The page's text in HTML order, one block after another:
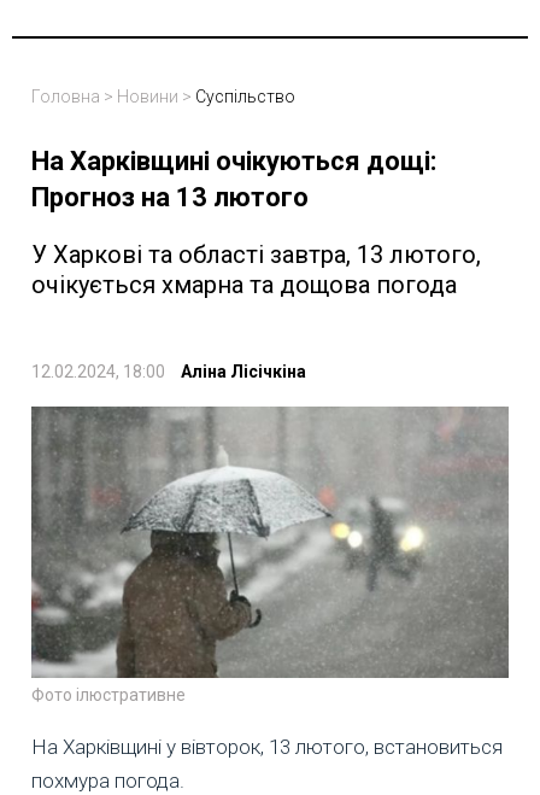
Головна > Новини > Суспільство
На Харківщині очікуються дощі:
Прогноз на 13 лютого
У Харкові та області завтра, 13 лютого,
очікується хмарна та дощова погода
12.02.2024, 18:00 Аліна Лісічкіна
Фото ілюстративне
На Харківщині у вівторок, 13 лютого, встановиться
похмура погода.